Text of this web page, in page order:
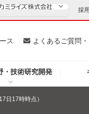
・技術研究開発
ス よくあるご質問
安
法
採
日17時時点）